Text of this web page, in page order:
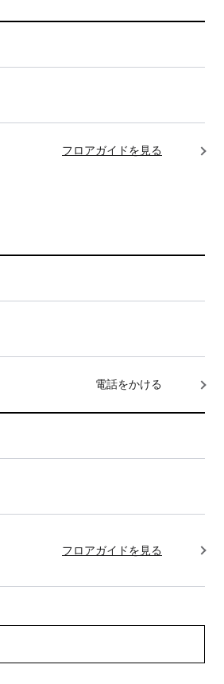
フロアガイドを見る
電話をかける
フロアガイドを見る